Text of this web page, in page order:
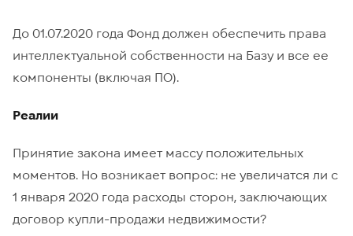
До 01.07.2020 года Фонд должен обеспечить права
интеллектуальной собственности на Базу и все ее
компоненты (включая ПО).
Реалии
Принятие закона имеет массу положительных
моментов. Но возникает вопрос: не увеличатся ли с
1 января 2020 года расходы сторон, заключающих
договор купли-продажи недвижимости?